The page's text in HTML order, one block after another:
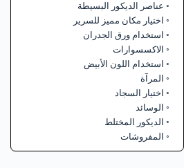
عناصر الديكور البسيطة
اختيار مكان مميز للسرير
استخدام ورق الجدران
الاكسسوارات
استخدام اللون الأبيض
المرآة
اختيار السجاد
الوسائد
الديكور المختلط
المفروشات